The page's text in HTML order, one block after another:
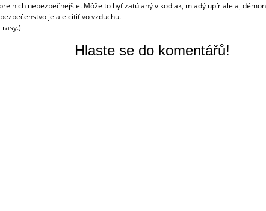
nich nebezpečnejšie. Môže to byť zatúlaný vlkodlak, mladý upír ale aj
je ale cítiť vo vzduchu.
Hlaste se do komentářů!